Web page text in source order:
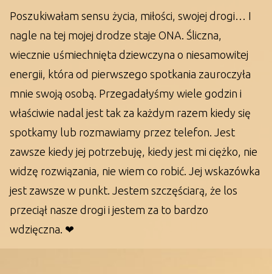
Poszukiwałam sensu życia, miłości, swojej drogi… I
nagle na tej mojej drodze staje ONA. Śliczna,
wiecznie uśmiechnięta dziewczyna o niesamowitej
energii, która od pierwszego spotkania zauroczyła
mnie swoją osobą. Przegadałyśmy wiele godzin i
właściwie nadal jest tak za każdym razem kiedy się
spotkamy lub rozmawiamy przez telefon. Jest
zawsze kiedy jej potrzebuję, kiedy jest mi ciężko, nie
widzę rozwiązania, nie wiem co robić. Jej wskazówka
jest zawsze w punkt. Jestem szczęściarą, że los
przeciął nasze drogi i jestem za to bardzo
wdzięczna. ❤